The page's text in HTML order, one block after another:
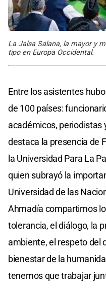
La Jalsa Salana, la mayor y
tipo en Europa Occidental.
Entre los asistentes
de 100 países:
académicos, periodistas
destaca la presencia de
la Universidad Para La
quien subrayó la
Universidad de las
Ahmadía compartimos
tolerancia, el diálogo, la
ambiente, el respeto del
bienestar de la
tenemos que trabajar